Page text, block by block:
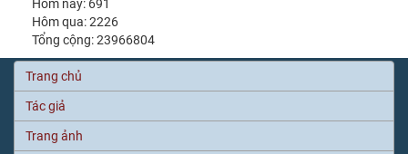
Hôm nay: 691
Hôm qua: 2226
Tổng cộng: 23966804
Trang chủ
Tác giả
Trang ảnh